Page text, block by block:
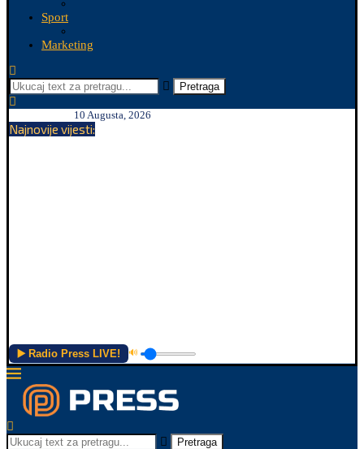
Sport
Marketing
Pretraga
10 Augusta, 2026
Najnovije vijesti:
▶️ Radio Press LIVE! 🔊
Pretraga